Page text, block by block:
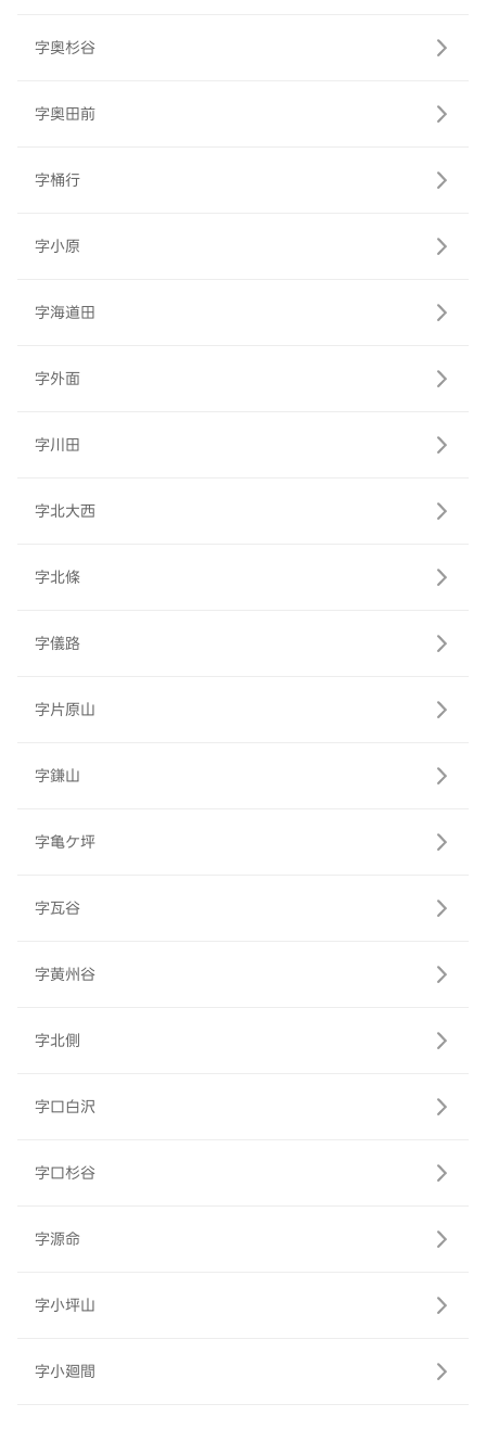
字奥杉谷
字奥田前
字桶行
字小原
字海道田
字外面
字川田
字北大西
字北條
字儀路
字片原山
字鎌山
字亀ケ坪
字瓦谷
字黄州谷
字北側
字口白沢
字口杉谷
字源命
字小坪山
字小廻間